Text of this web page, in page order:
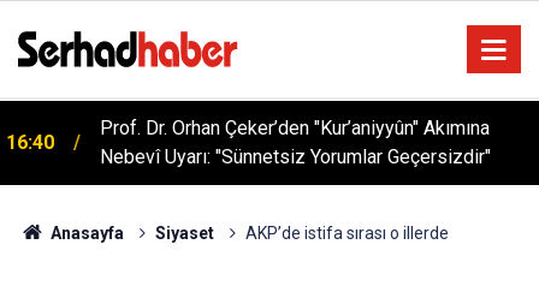
16:40
Prof. Dr. Orhan Çeker’den "Kur’aniyyûn" Akımına
Nebevî Uyarı: "Sünnetsiz Yorumlar Geçersizdir"
Anasayfa Siyaset AKP’de istifa sırası o illerde